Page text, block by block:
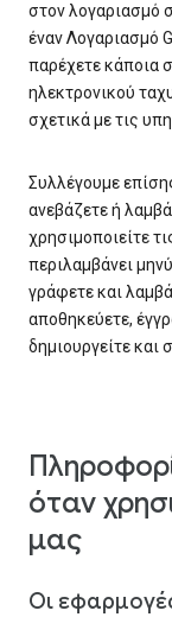
στον λογαριασμό
έναν Λογαριασμό
παρέχετε κάποια
ηλεκτρονικού
σχετικά με τις
Συλλέγουμε
ανεβάζετε ή
χρησιμοποιείτε
περιλαμβάνει
γράφετε και
αποθηκεύετε,
δημιουργείτε και
όταν
μας
Οι